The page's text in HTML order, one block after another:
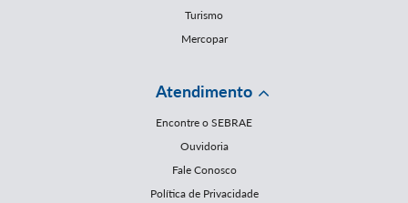
Turismo
Mercopar
Atendimento
Encontre o SEBRAE
Ouvidoria
Fale Conosco
Política de Privacidade